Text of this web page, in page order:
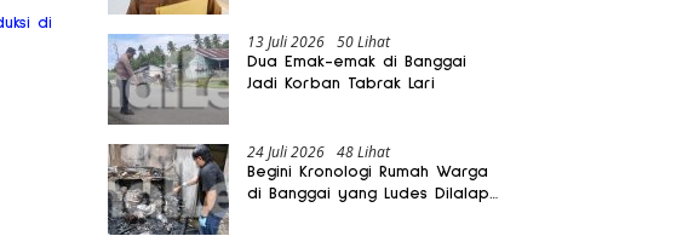
di
13 Juli 2026 50 Lihat
Dua Emak-emak di Banggai
Jadi Korban Tabrak Lari
24 Juli 2026 48 Lihat
Begini Kronologi Rumah Warga
di Banggai yang Ludes Dilalap